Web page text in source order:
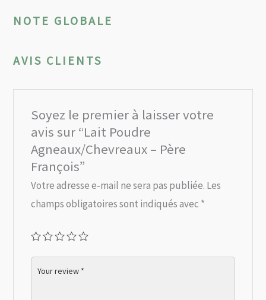
NOTE GLOBALE
AVIS CLIENTS
Soyez le premier à laisser votre
avis sur “Lait Poudre
Agneaux/Chevreaux – Père
François”
Votre adresse e-mail ne sera pas publiée. Les
champs obligatoires sont indiqués avec *